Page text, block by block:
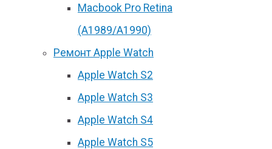
Macbook Pro Retina
(А1989/A1990)
Ремонт Apple Watch
Apple Watch S2
Apple Watch S3
Apple Watch S4
Apple Watch S5